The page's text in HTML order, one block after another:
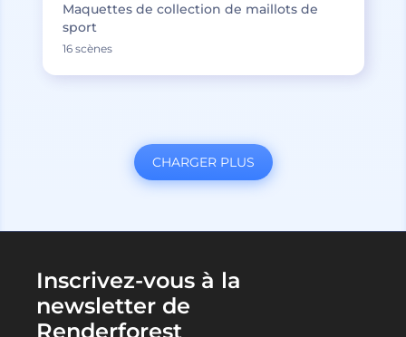
Maquettes de collection de maillots de
sport
16 scènes
CHARGER PLUS
Inscrivez-vous à la
newsletter de
Renderforest